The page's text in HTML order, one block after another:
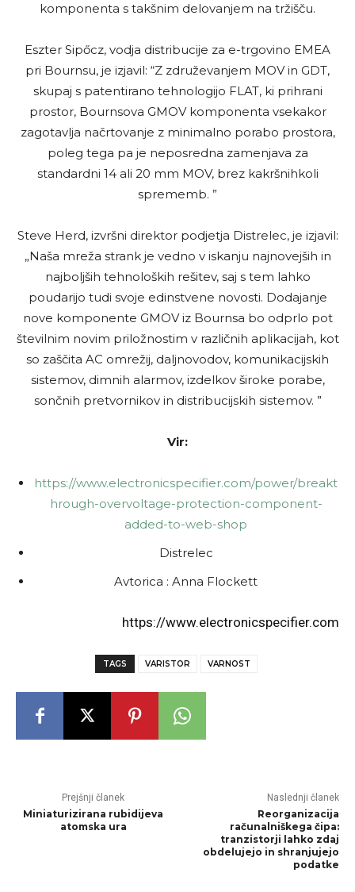
komponenta s takšnim delovanjem na tržišču.
Eszter Sipőcz, vodja distribucije za e-trgovino EMEA
pri Bournsu, je izjavil: “Z združevanjem MOV in GDT,
skupaj s patentirano tehnologijo FLAT, ki prihrani
prostor, Bournsova GMOV komponenta vsekakor
zagotavlja načrtovanje z minimalno porabo prostora,
poleg tega pa je neposredna zamenjava za
standardni 14 ali 20 mm MOV, brez kakršnihkoli
sprememb. ”
Steve Herd, izvršni direktor podjetja Distrelec, je izjavil:
„Naša mreža strank je vedno v iskanju najnovejših in
najboljših tehnoloških rešitev, saj s tem lahko
poudarijo tudi svoje edinstvene novosti. Dodajanje
nove komponente GMOV iz Bournsa bo odprlo pot
številnim novim priložnostim v različnih aplikacijah, kot
so zaščita AC omrežij, daljnovodov, komunikacijskih
sistemov, dimnih alarmov, izdelkov široke porabe,
sončnih pretvornikov in distribucijskih sistemov. ”
Vir:
https://www.electronicspecifier.com/power/breakt
hrough-overvoltage-protection-component-
added-to-web-shop
Distrelec
Avtorica : Anna Flockett
https://www.electronicspecifier.com
TAGS VARISTOR VARNOST
Prejšnji članek
Miniaturizirana rubidijeva
atomska ura
Naslednji članek
Reorganizacija
računalniškega čipa:
tranzistorji lahko zdaj
obdelujejo in shranjujejo
podatke